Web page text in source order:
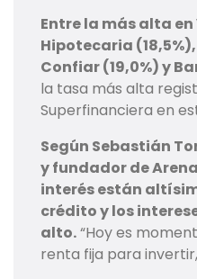
Entre la más alta en
Hipotecaria
Confiar (19,0%) y
la tasa más alta
Superfinanciera en
Según Sebastián
y fundador de
interés están
crédito y los
alto.“Hoy es
renta fija para